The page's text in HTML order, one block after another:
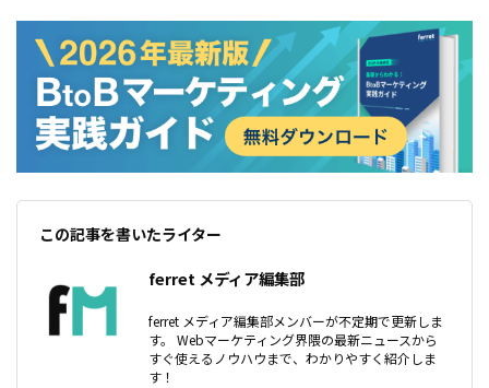
この記事を書いたライター
ferret メディア編集部
ferret メディア編集部メンバーが不定期で更新しま
す。 Webマーケティング界隈の最新ニュースから
すぐ使えるノウハウまで、わかりやすく紹介しま
す！